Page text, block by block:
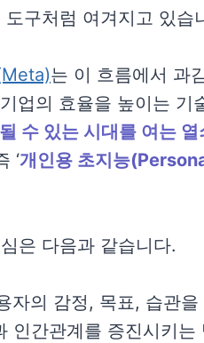
구처럼 여겨지고 있습
는 이 흐름에서 과
업의 효율을 높이는 기
수 있는 시대를 여는 열
‘개인용 초지능
은 다음과 같습니다.
자의 감정, 목표, 습관
인간관계를 증진시키는